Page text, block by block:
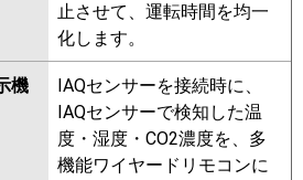
止させて、運転時間を均一
化します。
機
IAQセンサーを接続時に、
IAQセンサーで検知した温
度・湿度・CO2濃度を、多
機能ワイヤードリモコンに